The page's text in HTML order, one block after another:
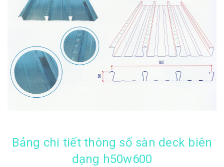
Bảng chi tiết thông số sàn deck biên
dạng h50w600